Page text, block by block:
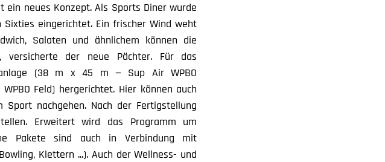
neues Konzept. Als Sports Diner wurde
eingerichtet. Ein frischer Wind weht
Salaten und ähnlichem können die
der neue Pächter. Für das
(38 m x 45 m — Sup Air WPBO
Feld) hergerichtet. Hier können auch
nachgehen. Nach der Fertigstellung
Erweitert wird das Programm um
Pakete sind auch in Verbindung mit
Klettern ...). Auch der Wellness- und